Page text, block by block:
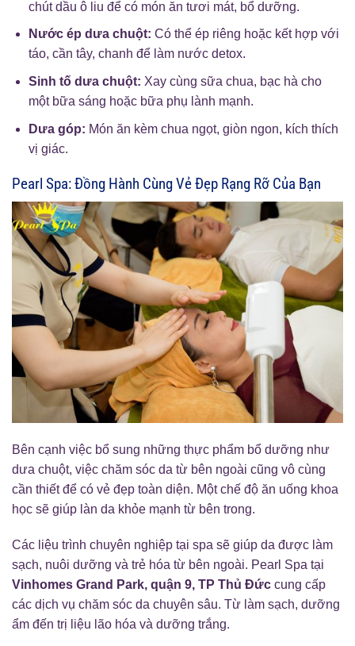
chút dầu ô liu để có món ăn tươi mát, bổ dưỡng.
Nước ép dưa chuột: Có thể ép riêng hoặc kết hợp với
táo, cần tây, chanh để làm nước detox.
Sinh tố dưa chuột: Xay cùng sữa chua, bạc hà cho
một bữa sáng hoặc bữa phụ lành mạnh.
Dưa góp: Món ăn kèm chua ngọt, giòn ngon, kích thích
vị giác.
Pearl Spa: Đồng Hành Cùng Vẻ Đẹp Rạng Rỡ Của Bạn
Bên cạnh việc bổ sung những thực phẩm bổ dưỡng như
dưa chuột, việc chăm sóc da từ bên ngoài cũng vô cùng
cần thiết để có vẻ đẹp toàn diện. Một chế độ ăn uống khoa
học sẽ giúp làn da khỏe mạnh từ bên trong.
Các liệu trình chuyên nghiệp tại spa sẽ giúp da được làm
sạch, nuôi dưỡng và trẻ hóa từ bên ngoài. Pearl Spa tại
Vinhomes Grand Park, quận 9, TP Thủ Đức cung cấp
các dịch vụ chăm sóc da chuyên sâu. Từ làm sạch, dưỡng
ẩm đến trị liệu lão hóa và dưỡng trắng.